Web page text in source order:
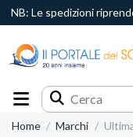
NB: Le spedizioni
Home Marchi